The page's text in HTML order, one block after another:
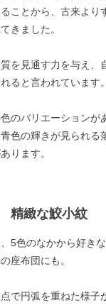
ことから、古来より
きました。
を見通す力を与え、
ると言われています。
のバリエーションが
色の輝きが見られる
ります。
精緻な鮫小紋
5色のなかから好き
座布団にも。
で円弧を重ねた様子